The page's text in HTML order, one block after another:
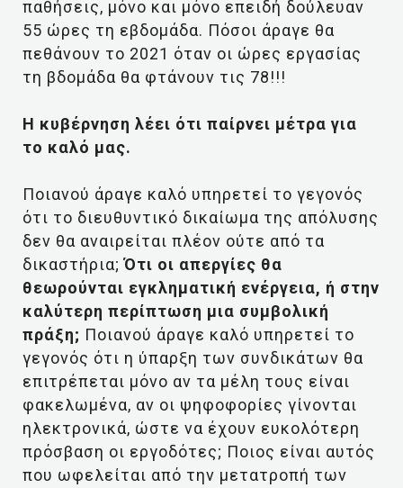
παθήσεις, μόνο και μόνο επειδή δούλευαν
55 ώρες τη εβδομάδα. Πόσοι άραγε θα
πεθάνουν το 2021 όταν οι ώρες εργασίας
τη βδομάδα θα φτάνουν τις 78!!!
Η κυβέρνηση λέει ότι παίρνει μέτρα για
το καλό μας.
Ποιανού άραγε καλό υπηρετεί το γεγονός
ότι το διευθυντικό δικαίωμα της απόλυσης
δεν θα αναιρείται πλέον ούτε από τα
δικαστήρια;Ότι οι απεργίες θα
θεωρούνται εγκληματική ενέργεια, ή στην
καλύτερη περίπτωση μια συμβολική
πράξη; Ποιανού άραγε καλό υπηρετεί το
γεγονός ότι η ύπαρξη των συνδικάτων θα
επιτρέπεται μόνο αν τα μέλη τους είναι
φακελωμένα, αν οι ψηφοφορίες γίνονται
ηλεκτρονικά, ώστε να έχουν ευκολότερη
πρόσβαση οι εργοδότες; Ποιος είναι αυτός
που ωφελείται από την μετατροπή των